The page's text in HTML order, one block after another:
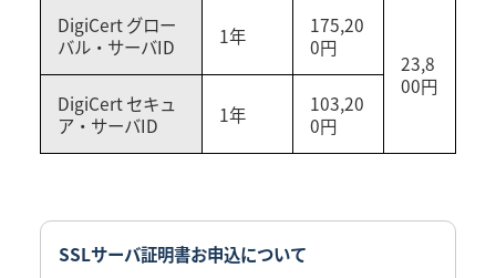
DigiCert グロー
バル・サーバID
1年
175,20
0円
23,8
00円
DigiCert セキュ
ア・サーバID
1年
103,20
0円
SSLサーバ証明書お申込について